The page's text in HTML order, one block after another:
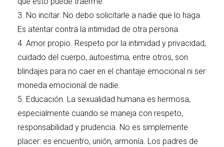
3. No incitar. No debo solicitarle a nadie que lo haga.
Es atentar contra la intimidad de otra persona.
4. Amor propio. Respeto por la intimidad y privacidad,
cuidado del cuerpo, autoestima, entre otros, son
blindajes para no caer en el chantaje emocional ni ser
moneda emocional de nadie.
5. Educación. La sexualidad humana es hermosa,
especialmente cuando se maneja con respeto,
responsabilidad y prudencia. No es simplemente
placer: es encuentro, unión, armonía. Los padres de